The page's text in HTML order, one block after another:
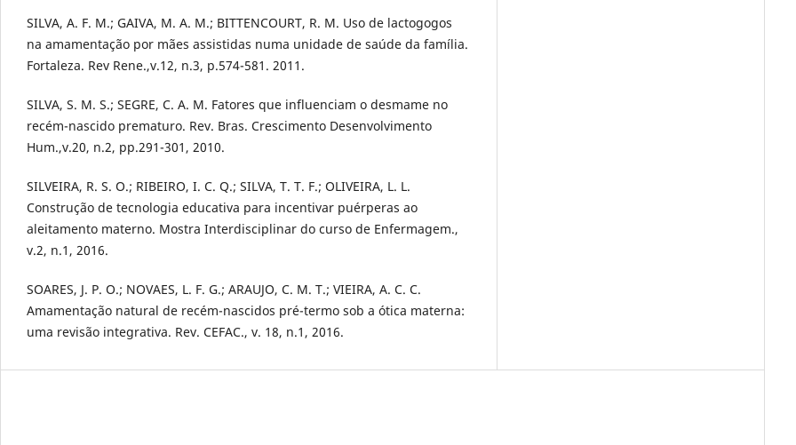
SILVA, A. F. M.; GAIVA, M. A. M.; BITTENCOURT, R. M. Uso de lactogogos
na amamentação por mães assistidas numa unidade de saúde da família.
Fortaleza. Rev Rene.,v.12, n.3, p.574-581. 2011.
SILVA, S. M. S.; SEGRE, C. A. M. Fatores que influenciam o desmame no
recém-nascido prematuro. Rev. Bras. Crescimento Desenvolvimento
Hum.,v.20, n.2, pp.291-301, 2010.
SILVEIRA, R. S. O.; RIBEIRO, I. C. Q.; SILVA, T. T. F.; OLIVEIRA, L. L.
Construção de tecnologia educativa para incentivar puérperas ao
aleitamento materno. Mostra Interdisciplinar do curso de Enfermagem.,
v.2, n.1, 2016.
SOARES, J. P. O.; NOVAES, L. F. G.; ARAUJO, C. M. T.; VIEIRA, A. C. C.
Amamentação natural de recém-nascidos pré-termo sob a ótica materna:
uma revisão integrativa. Rev. CEFAC., v. 18, n.1, 2016.